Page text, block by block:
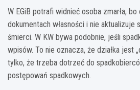
W EGiB potrafi widnieć osoba zmarła,
dokumentach własności i nie aktualizuje
śmierci. W KW bywa podobnie, jeśli
wpisów. To nie oznacza, że działka jest
tylko, że trzeba dotrzeć do
postępowań spadkowych.